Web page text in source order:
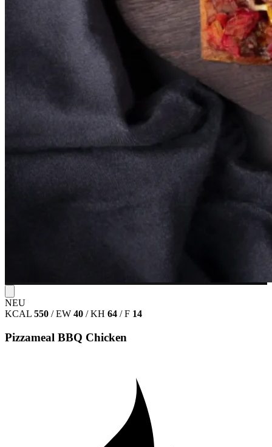
NEU
KCAL 550 / EW 40 / KH 64 / F 14
Pizzameal BBQ Chicken